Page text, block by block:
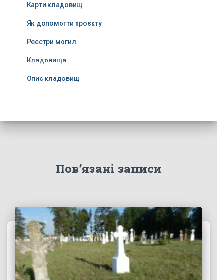
Карти кладовищ
Як допомогти проєкту
Реєстри могил
Кладовища
Опис кладовищ
Пов’язані записи